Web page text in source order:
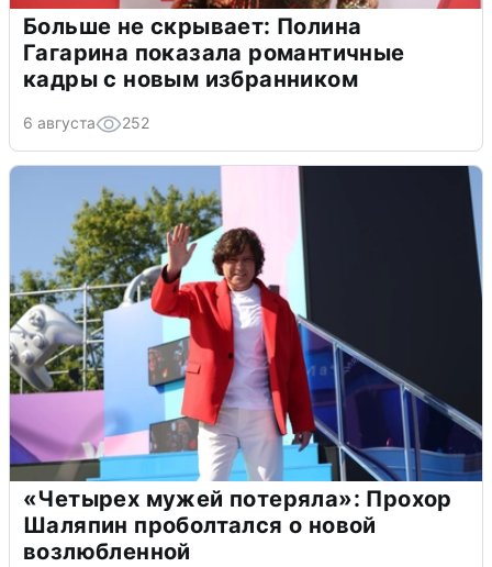
Больше не скрывает: Полина
Гагарина показала романтичные
кадры с новым избранником
6 августа 252
«Четырех мужей потеряла»: Прохор
Шаляпин проболтался о новой
возлюбленной